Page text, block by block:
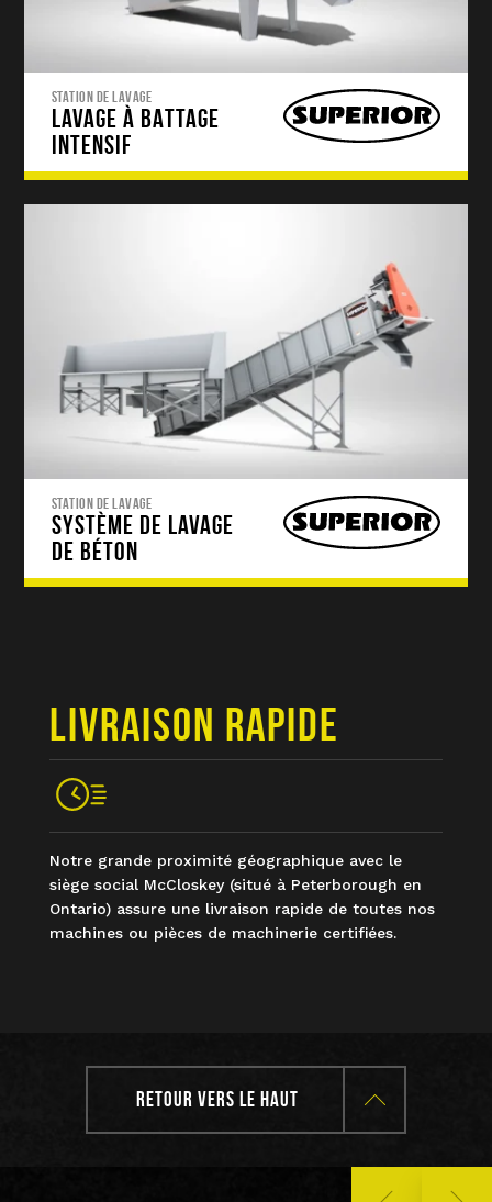
STATION DE LAVAGE
LAVAGE À BATTAGE
INTENSIF
STATION DE LAVAGE
SYSTÈME DE LAVAGE
DE BÉTON
LIVRAISON RAPIDE
Notre grande proximité géographique avec le
siège social McCloskey (situé à Peterborough en
Ontario) assure une livraison rapide de toutes nos
machines ou pièces de machinerie certifiées.
RETOUR VERS LE HAUT